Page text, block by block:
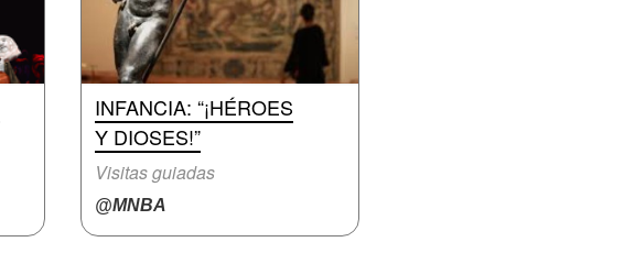
INFANCIA: “¡HÉROES
Y DIOSES!”
Visitas guiadas
@MNBA